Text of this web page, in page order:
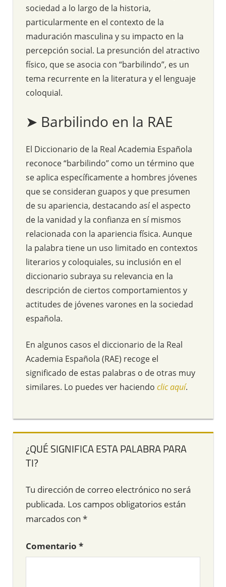
sociedad a lo largo de la historia,
particularmente en el contexto de la
maduración masculina y su impacto en la
percepción social. La presunción del atractivo
físico, que se asocia con “barbilindo”, es un
tema recurrente en la literatura y el lenguaje
coloquial.
➤ Barbilindo en la RAE
El Diccionario de la Real Academia Española
reconoce “barbilindo” como un término que
se aplica específicamente a hombres jóvenes
que se consideran guapos y que presumen
de su apariencia, destacando así el aspecto
de la vanidad y la confianza en sí mismos
relacionada con la apariencia física. Aunque
la palabra tiene un uso limitado en contextos
literarios y coloquiales, su inclusión en el
diccionario subraya su relevancia en la
descripción de ciertos comportamientos y
actitudes de jóvenes varones en la sociedad
española.
En algunos casos el diccionario de la Real
Academia Española (RAE) recoge el
significado de estas palabras o de otras muy
similares. Lo puedes ver haciendo clic aquí.
¿QUÉ SIGNIFICA ESTA PALABRA PARA
TI?
Tu dirección de correo electrónico no será
publicada. Los campos obligatorios están
marcados con *
Comentario *